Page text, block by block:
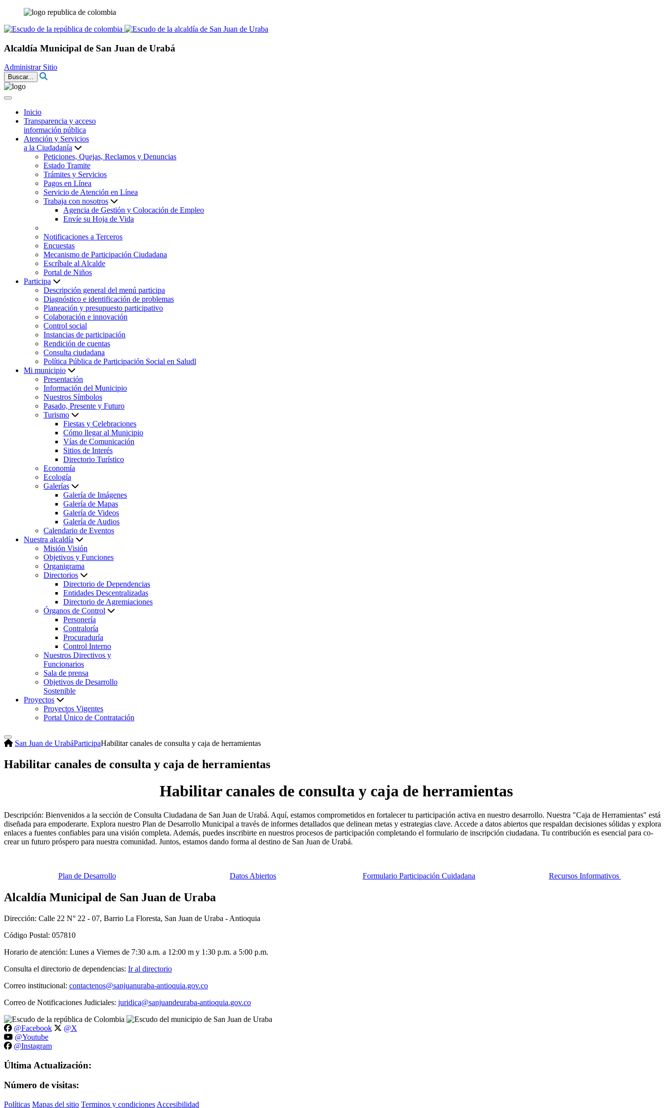
Alcaldía Municipal de San Juan de Urabá
Administrar Sitio
Buscar...
Inicio
Transparencia y acceso
información pública
Atención y Servicios
a la Ciudadanía
Peticiones, Quejas, Reclamos y Denuncias
Estado Tramite
Trámites y Servicios
Pagos en Línea
Servicio de Atención en Línea
Trabaja con nosotros
Agencia de Gestión y Colocación de Empleo
Envíe su Hoja de Vida
Notificaciones a Terceros
Encuestas
Mecanismo de Participación Ciudadana
Escríbale al Alcalde
Portal de Niños
Participa
Descripción general del menú participa
Diagnóstico e identificación de problemas
Planeación y presupuesto participativo
Colaboración e innovación
Control social
Instancias de participación
Rendición de cuentas
Consulta ciudadana
Política Pública de Participación Social en Saludl
Mi municipio
Presentación
Información del Municipio
Nuestros Símbolos
Pasado, Presente y Futuro
Turismo
Fiestas y Celebraciones
Cómo llegar al Municipio
Vías de Comunicación
Sitios de Interés
Directorio Turístico
Economía
Ecología
Galerías
Galería de Imágenes
Galería de Mapas
Galería de Videos
Galería de Audios
Calendario de Eventos
Nuestra alcaldía
Misión Visión
Objetivos y Funciones
Organigrama
Directorios
Directorio de Dependencias
Entidades Descentralizadas
Directorio de Agremiaciones
Órganos de Control
Personería
Contraloría
Procuraduría
Control Interno
Nuestros Directivos y
Funcionarios
Sala de prensa
Objetivos de Desarrollo
Sostenible
Proyectos
Proyectos Vigentes
Portal Único de Contratación
San Juan de UrabáParticipaHabilitar canales de consulta y caja de herramientas
Habilitar canales de consulta y caja de herramientas
​Habilitar canales de consulta y caja de herramientas​​​
​Descripción: Bienvenidos a la sección de Consulta Ciudadana de San Juan de Urabá. Aquí, estamos comprometidos en fortalecer tu participación activa en nuestro desarrollo. Nuestra "Caja de Herramientas" está
diseñada para empoderarte. Explora nuestro Plan de Desarrollo Municipal a través de informes detallados que delinean metas y estrategias clave. Accede a datos abiertos que respaldan decisiones sólidas y explora
enlaces a fuentes confiables para una visión completa. Además, puedes inscribirte en nuestros procesos de participación completando el formulario de inscripción ciudadana. Tu contribución es esencial para co-
crear un futuro próspero para nuestra comunidad. Juntos, estamos dando forma al destino de San Juan de Urabá.
​Plan de Desarrollo ​Datos Abiertos ​Formulario Participación Cuidadana ​Recursos Informativos ​
Alcaldía Municipal de San Juan de Uraba
Dirección: Calle 22 N° 22 - 07, Barrio La Floresta, San Juan de Uraba - Antioquia
Código Postal: 057810
Horario de atención: Lunes a Viernes de 7:30 a.m. a 12:00 m y 1:30 p.m. a 5:00 p.m.
Consulta el directorio de dependencias: Ir al directorio
Correo institucional: contactenos@sanjuanuraba-antioquia.gov.co
Correo de Notificaciones Judiciales: juridica@sanjuandeuraba-antioquia.gov.co
@Facebook
@X
@Youtube
@Instagram
Última Actualización:
Número de visitas:
Políticas Mapas del sitio Terminos y condiciones Accesibilidad